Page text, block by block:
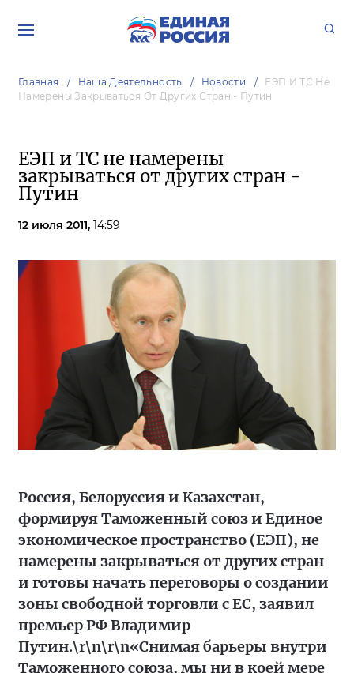
Главная Наша Деятельность Новости
ЕЭП И ТС Не
Намерены Закрываться От Других Стран - Путин
ЕЭП и ТС не намерены
закрываться от других стран -
Путин
12 июля 2011, 14:59
Россия, Белоруссия и Казахстан,
формируя Таможенный союз и Единое
экономическое пространство (ЕЭП), не
намерены закрываться от других стран
и готовы начать переговоры о создании
зоны свободной торговли с ЕС, заявил
премьер РФ Владимир
Путин.\r\n\r\n«Снимая барьеры внутри
Таможенного союза, мы ни в коей мере